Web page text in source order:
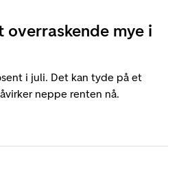
overraskende mye i
i juli. Det kan tyde på et
neppe renten nå.